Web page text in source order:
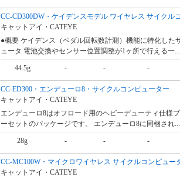
CC-CD300DW・ケイデンスモデル ワイヤレス サイクル
キャットアイ・CATEYE
●概要 ケイデンス（ペダル回転数計測）機能に特化した
ュータ 電池交換やセンサー位置調整が1ヶ所で行える一...
44.5g - - -
CC-ED300・エンデューロ8・サイクルコンピューター
キャットアイ・CATEYE
エンデューロ8はオフロード用のヘビーデューティ仕様
ーセットのパッケージです。 エンデューロ8に同梱され...
28g - - -
CC-MC100W・マイクロワイヤレス サイクルコンピュー
キャットアイ・CATEYE